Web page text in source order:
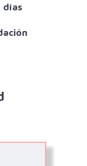
días